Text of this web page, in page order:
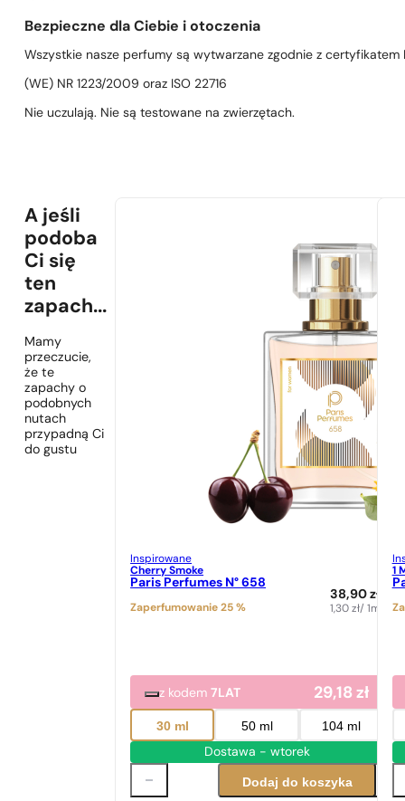
Bezpieczne dla Ciebie i otoczenia
Wszystkie nasze perfumy są wytwarzane zgodnie z certyfikatem
(WE) NR 1223/2009 oraz ISO 22716
Nie uczulają. Nie są testowane na zwierzętach.
A jeśli
podoba
Ci się
ten
zapach...
Mamy
przeczucie,
że te
zapachy o
podobnych
nutach
przypadną Ci
do gustu
Inspirowane
Cherry Smoke
Paris Perfumes N° 658
Zaperfumowanie 25 %
38,90zł
1,30zł/ 1ml
z kodem7LAT 29,18zł
30 ml 50 ml 104 ml
Dostawa - wtorek
Dodaj do koszyka
1